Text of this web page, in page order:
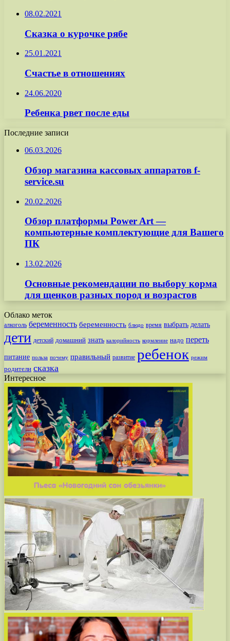
08.02.2021
Сказка о курочке рябе
25.01.2021
Счастье в отношениях
24.06.2020
Ребенка рвет после еды
Последние записи
06.03.2026
Обзор магазина кассовых аппаратов f-
service.su
20.02.2026
Обзор платформы Power Art —
компьютерные комплектующие для Вашего
ПК
13.02.2026
Основные рекомендации по выбору корма
для щенков разных пород и возрастов
Облако меток
алкоголь беременность беременность блюдо время выбрать делать
дети детский домашний знать калорийность кормление надо переть
питание польза почему правильный развитие ребенок режим
родители сказка
Интересное